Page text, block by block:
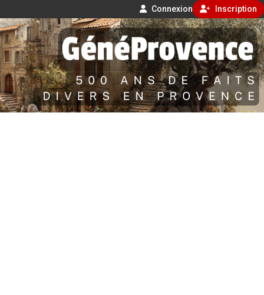
Connexion Inscription
Aller
au
contenu
GénéProvence
500 ans de faits divers en Provence